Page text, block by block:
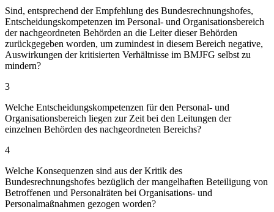
Sind, entsprechend der Empfehlung des Bundesrechnungshofes,
Entscheidungskompetenzen im Personal- und Organisationsbereich
der nachgeordneten Behörden an die Leiter dieser Behörden
zurückgegeben worden, um zumindest in diesem Bereich negative,
Auswirkungen der kritisierten Verhältnisse im BMJFG selbst zu
mindern?
3
Welche Entscheidungskompetenzen für den Personal- und
Organisationsbereich liegen zur Zeit bei den Leitungen der
einzelnen Behörden des nachgeordneten Bereichs?
4
Welche Konsequenzen sind aus der Kritik des
Bundesrechnungshofes bezüglich der mangelhaften Beteiligung von
Betroffenen und Personalräten bei Organisations- und
Personalmaßnahmen gezogen worden?